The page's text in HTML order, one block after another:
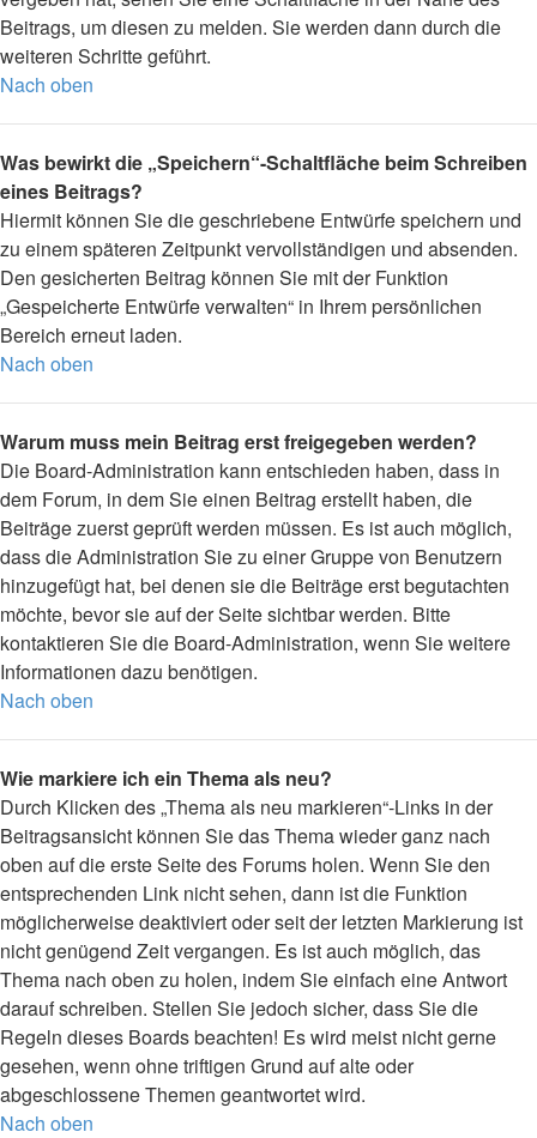
Beitrags, um diesen zu melden. Sie werden dann durch die
weiteren Schritte geführt.
Nach oben
Was bewirkt die „Speichern“-Schaltfläche beim Schreiben
eines Beitrags?
Hiermit können Sie die geschriebene Entwürfe speichern und
zu einem späteren Zeitpunkt vervollständigen und absenden.
Den gesicherten Beitrag können Sie mit der Funktion
„Gespeicherte Entwürfe verwalten“ in Ihrem persönlichen
Bereich erneut laden.
Nach oben
Warum muss mein Beitrag erst freigegeben werden?
Die Board-Administration kann entschieden haben, dass in
dem Forum, in dem Sie einen Beitrag erstellt haben, die
Beiträge zuerst geprüft werden müssen. Es ist auch möglich,
dass die Administration Sie zu einer Gruppe von Benutzern
hinzugefügt hat, bei denen sie die Beiträge erst begutachten
möchte, bevor sie auf der Seite sichtbar werden. Bitte
kontaktieren Sie die Board-Administration, wenn Sie weitere
Informationen dazu benötigen.
Nach oben
Wie markiere ich ein Thema als neu?
Durch Klicken des „Thema als neu markieren“-Links in der
Beitragsansicht können Sie das Thema wieder ganz nach
oben auf die erste Seite des Forums holen. Wenn Sie den
entsprechenden Link nicht sehen, dann ist die Funktion
möglicherweise deaktiviert oder seit der letzten Markierung ist
nicht genügend Zeit vergangen. Es ist auch möglich, das
Thema nach oben zu holen, indem Sie einfach eine Antwort
darauf schreiben. Stellen Sie jedoch sicher, dass Sie die
Regeln dieses Boards beachten! Es wird meist nicht gerne
gesehen, wenn ohne triftigen Grund auf alte oder
abgeschlossene Themen geantwortet wird.
Nach oben